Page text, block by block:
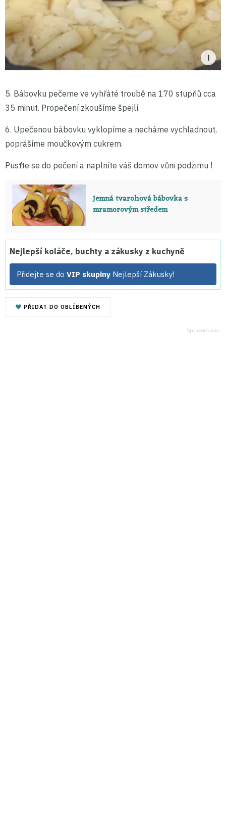
5. Bábovku pečeme ve vyhřáté troubě na 170 stupňů cca
35 minut. Propečení zkoušíme špejlí.
6. Upečenou bábovku vyklopíme a necháme vychladnout,
poprášíme moučkovým cukrem.
Pusťte se do pečení a naplníte váš domov vůni podzimu !
Jemná tvarohová bábovka s
mramorovým středem
Nejlepší koláče, buchty a zákusky z kuchyně
Přidejte se do VIP skupiny Nejlepší Zákusky!
PŘIDAT DO OBLÍBENÝCH